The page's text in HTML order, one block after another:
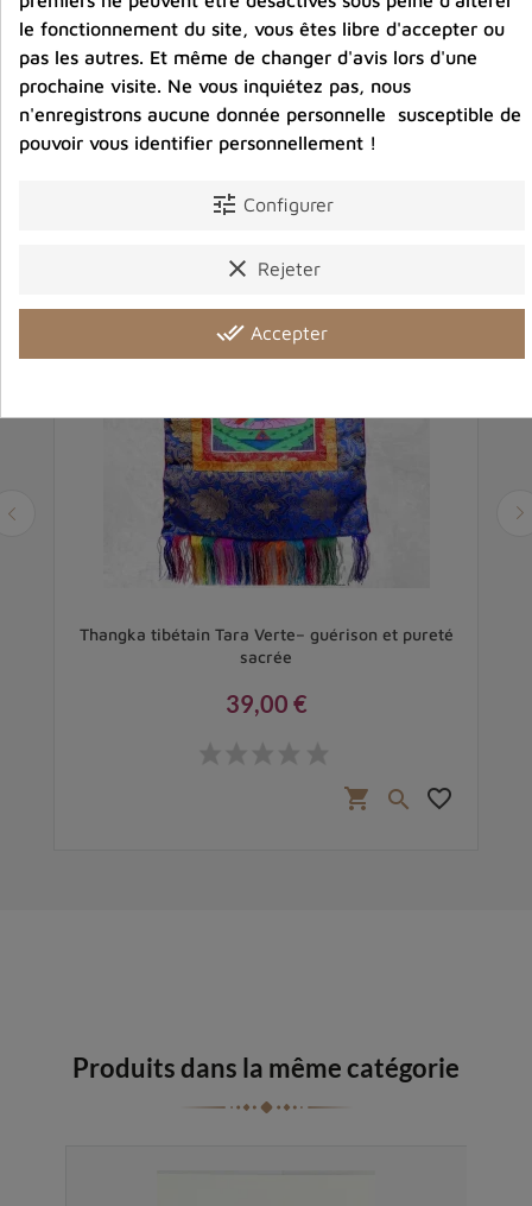
Avis clients
Vous aimerez aussi
Thangka tibétain Tara Verte– guérison et pureté
sacrée
39,00 €
shopping_cart  favorite_border
Produits dans la même catégorie
le fonctionnement du site, vous êtes libre d'accepter ou
pas les autres. Et même de changer d'avis lors d'une
prochaine visite. Ne vous inquiétez pas, nous
n'enregistrons aucune donnée personnelle susceptible de
pouvoir vous identifier personnellement !
tune Configurer
clear Rejeter
done_all Accepter